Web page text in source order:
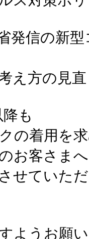
発信の新
え方の見
も
の着用を
お客さま
せていた
ようお願